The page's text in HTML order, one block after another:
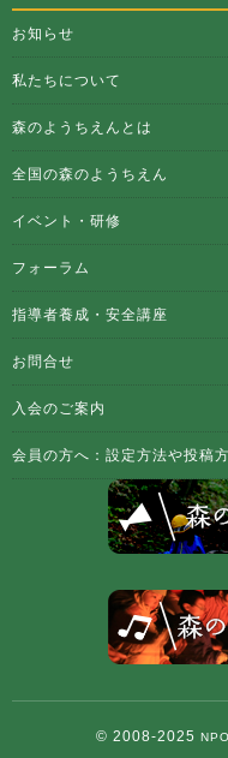
お知らせ
私たちについて
森のようちえんとは
全国の森のようちえん
イベント・研修
フォーラム
指導者養成・安全講座
お問合せ
入会のご案内
会員の方へ：設定方法や投稿
© 2008-2025